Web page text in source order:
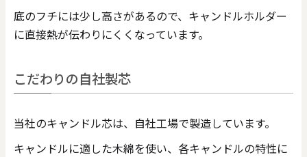
底のフチには少し高さがあるので、キャンドルホルダー
に直接熱が伝わりにくくなっています。
こだわりの自社製芯
当社のキャンドル芯は、自社工場で製造しています。
キャンドルに適した木綿を使い、各キャンドルの特性に